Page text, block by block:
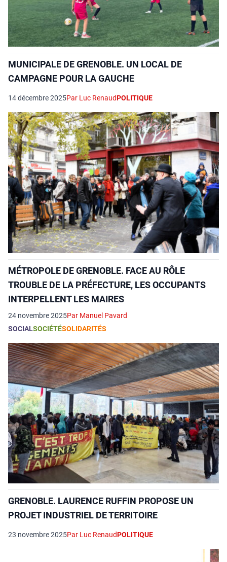
MUNICIPALE DE GRENOBLE. UN LOCAL DE
CAMPAGNE POUR LA GAUCHE
14 décembre 2025Par Luc RenaudPOLITIQUE
MÉTROPOLE DE GRENOBLE. FACE AU RÔLE
TROUBLE DE LA PRÉFECTURE, LES OCCUPANTS
INTERPELLENT LES MAIRES
24 novembre 2025Par Manuel Pavard
SOCIALSOCIÉTÉSOLIDARITÉS
GRENOBLE. LAURENCE RUFFIN PROPOSE UN
PROJET INDUSTRIEL DE TERRITOIRE
23 novembre 2025Par Luc RenaudPOLITIQUE